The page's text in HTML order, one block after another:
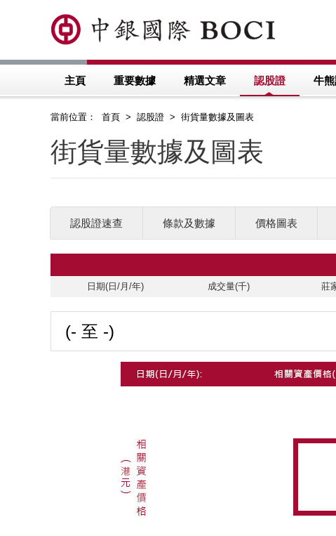
主頁 重要數據 精選文章 認股證 牛
當前位置： 首頁 > 認股證 > 街貨量數據及圖表
街貨量數據及圖表
認股證速查 條款及數據 價格圖表
日期(日/月/年) 成交量(千) 莊
(- 至 -)